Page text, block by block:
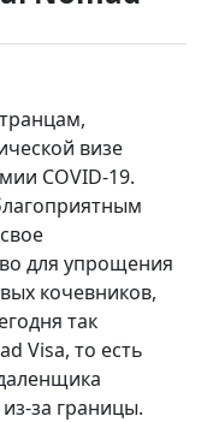
визе
COVID-19.
для упрощения
кочевников,
так
Visa, то есть
за границы.